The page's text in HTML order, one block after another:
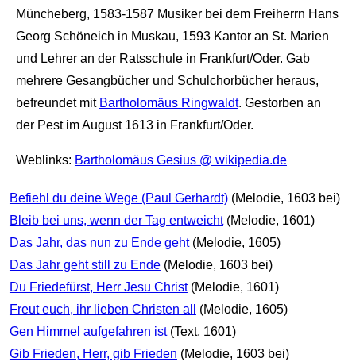
Müncheberg, 1583-1587 Musiker bei dem Freiherrn Hans
Georg Schöneich in Muskau, 1593 Kantor an St. Marien
und Lehrer an der Ratsschule in Frankfurt/Oder. Gab
mehrere Gesangbücher und Schulchorbücher heraus,
befreundet mit Bartholomäus Ringwaldt. Gestorben an
der Pest im August 1613 in Frankfurt/Oder.
Weblinks: Bartholomäus Gesius @ wikipedia.de
Befiehl du deine Wege (Paul Gerhardt) (Melodie, 1603 bei)
Bleib bei uns, wenn der Tag entweicht (Melodie, 1601)
Das Jahr, das nun zu Ende geht (Melodie, 1605)
Das Jahr geht still zu Ende (Melodie, 1603 bei)
Du Friedefürst, Herr Jesu Christ (Melodie, 1601)
Freut euch, ihr lieben Christen all
(Melodie, 1605)
Gen Himmel aufgefahren ist (Text, 1601)
Gib Frieden, Herr, gib Frieden (Melodie, 1603 bei)